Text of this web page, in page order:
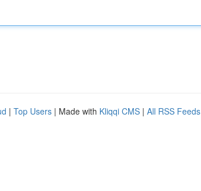
| Top Users | Made with Kliqqi CMS | All RSS Feeds